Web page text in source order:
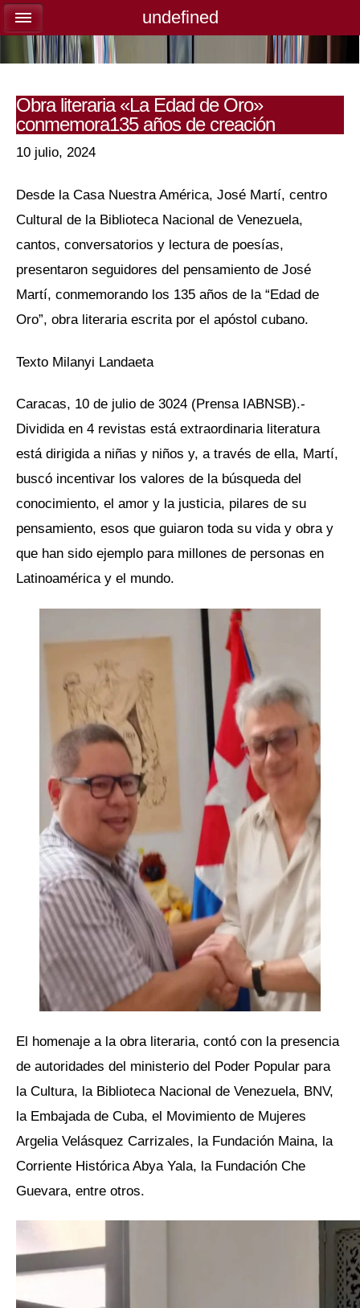
Obra literaria «La Edad de Oro»
conmemora135 años de creación
10 julio, 2024
Desde la Casa Nuestra América, José Martí, centro
Cultural de la Biblioteca Nacional de Venezuela,
cantos, conversatorios y lectura de poesías,
presentaron seguidores del pensamiento de José
Martí, conmemorando los 135 años de la “Edad de
Oro”, obra literaria escrita por el apóstol cubano.
Texto Milanyi Landaeta
Caracas, 10 de julio de 3024 (Prensa IABNSB).-
Dividida en 4 revistas está extraordinaria literatura
está dirigida a niñas y niños y, a través de ella, Martí,
buscó incentivar los valores de la búsqueda del
conocimiento, el amor y la justicia, pilares de su
pensamiento, esos que guiaron toda su vida y obra y
que han sido ejemplo para millones de personas en
Latinoamérica y el mundo.
El homenaje a la obra literaria, contó con la presencia
de autoridades del ministerio del Poder Popular para
la Cultura, la Biblioteca Nacional de Venezuela, BNV,
la Embajada de Cuba, el Movimiento de Mujeres
Argelia Velásquez Carrizales, la Fundación Maina, la
Corriente Histórica Abya Yala, la Fundación Che
Guevara, entre otros.
undefined
undefined